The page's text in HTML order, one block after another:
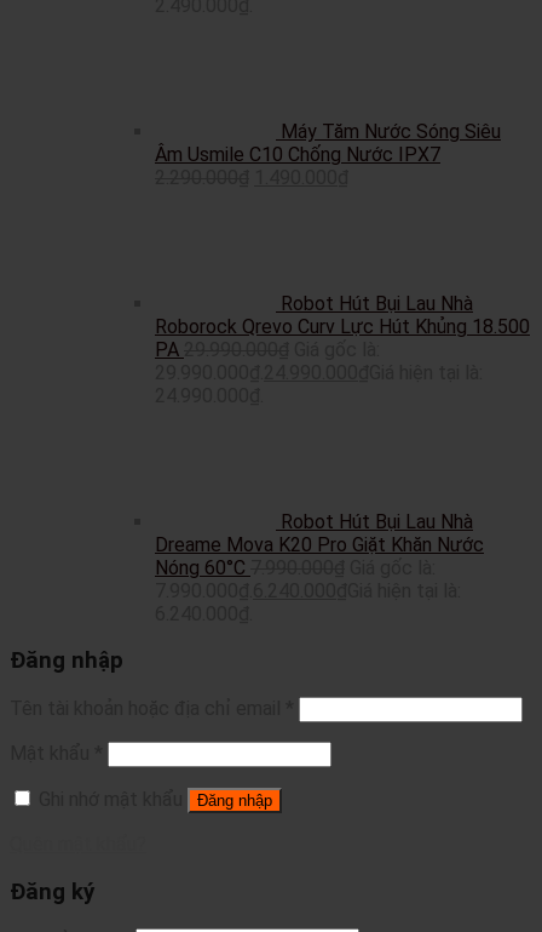
Máy Tăm Nước Sóng Siêu
Âm Usmile C10 Chống Nước IPX7
Robot Hút Bụi Lau Nhà
Roborock Qrevo Curv Lực Hút Khủng 18.500
PA
Robot Hút Bụi Lau Nhà
Dreame Mova K20 Pro Giặt Khăn Nước
Nóng 60°C
Đăng nhập
Đăng nhập
Đăng ký